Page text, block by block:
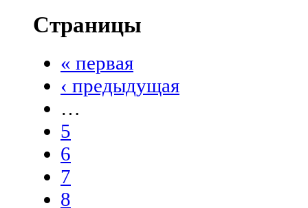
Страницы
« первая
‹ предыдущая
…
5
6
7
8